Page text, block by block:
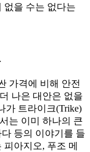
없을 수는 없다는
가격에 비해 안전
나은 대안은 없을
가 트라이크(Trike)
는 이미 하나의 큰
등의 이야기를 들
아지오, 푸조 메